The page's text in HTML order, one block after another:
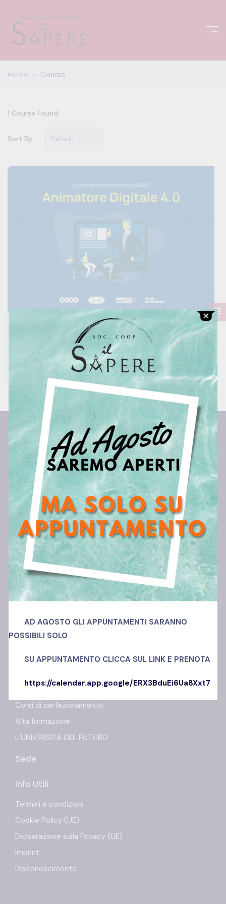
Home Course
1 Course Found
Sort By:
Certificazione Informatica – Eipass Animatore
Digitale 4.0
0 Lessons 200 Hour All Levels
Centro Studi €244.00
Polo Ansi Somma
Via Madonnelle, 69
80030, Castello di Cisterna (NA)
Richiedi info
+39 392 23 60 549
Master
Corsi di perfezionamento
Alta formazione
L’UNIVERSITA DEL FUTURO
Sede
Info Utili
Termini e condizioni
Cookie Policy (UE)
Dichiarazione sulla Privacy (UE)
Imprint
Disconoscimento
AD AGOSTO GLI APPUNTAMENTI SARANNO
POSSIBILI SOLO
SU APPUNTAMENTO CLICCA SUL LINK E PRENOTA
https://calendar.app.google/ERX3BduEi6Ua8Xxt7